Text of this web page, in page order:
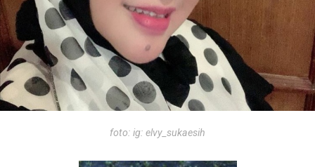
foto: ig: elvy_sukaesih